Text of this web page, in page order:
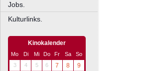
Jobs.
Kulturlinks.
Kinokalender
Mo Di Mi Do Fr Sa
So
3
4 5 6 7 8
9